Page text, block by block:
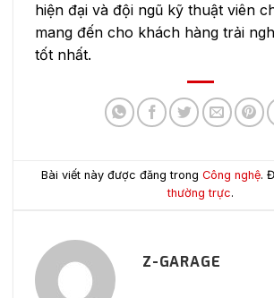
hiện đại và đội ngũ kỹ thuật viên
mang đến cho khách hàng trải
tốt nhất.
Bài viết này được đăng trong Công nghệ.
thường trực.
Z-GARAGE